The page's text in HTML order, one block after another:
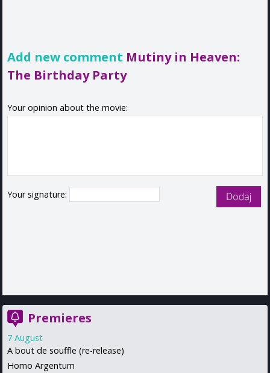
Add new comment Mutiny in Heaven:
The Birthday Party
Your opinion about the movie:
Your signature:
Premieres
7 August
A bout de souffle (re-release)
Homo Argentum